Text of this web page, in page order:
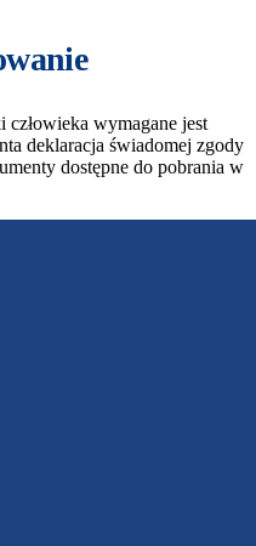
człowieka wymagane jest
deklaracja świadomej zgody
dostępne do pobrania w